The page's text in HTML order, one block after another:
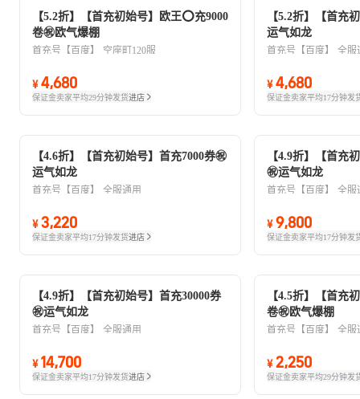
【5.2折】【首充初始号】欧王⭕充9000
卷㊗欧气爆棚
首充号【百度】 空座町120服
¥ 4,680
保证金卖家平均29分钟发货进店
【5.2折】【首充
运气如龙
首充号【百度】 全服
¥ 4,680
保证金卖家平均17分钟发
【4.6折】【首充初始号】首充7000券㊗️
运气如龙
首充号【百度】 全服通用
¥ 3,220
保证金卖家平均17分钟发货进店
【4.9折】【首充
㊗️运气如龙
首充号【百度】 全服
¥ 9,800
保证金卖家平均17分钟发
【4.9折】【首充初始号】首充30000券
㊗️运气如龙
首充号【百度】 全服通用
¥ 14,700
保证金卖家平均17分钟发货进店
【4.5折】【首充
卷㊗欧气爆棚
首充号【百度】 全服
¥ 2,250
保证金卖家平均29分钟发